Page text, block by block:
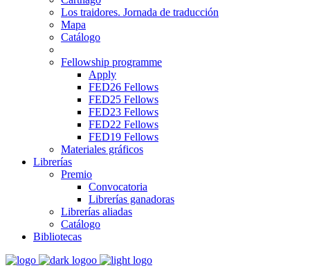
Los traidores. Jornada de traducción
Mapa
Catálogo
Fellowship programme
Apply
FED26 Fellows
FED25 Fellows
FED23 Fellows
FED22 Fellows
FED19 Fellows
Materiales gráficos
Librerías
Premio
Convocatoria
Librerías ganadoras
Librerías aliadas
Catálogo
Bibliotecas